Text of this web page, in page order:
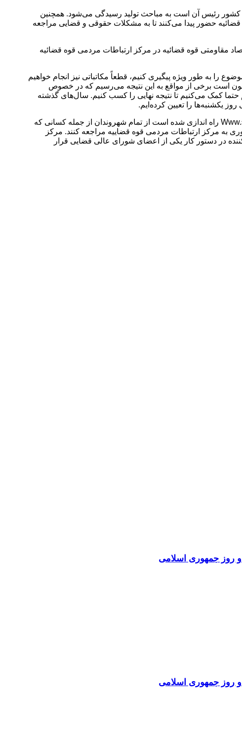
کشور رئیس آن است به مباحث تولید رسیدگی می‌شود. همچنین
حضور پیدا می‌کنند تا به مشکلات حقوقی و قضایی مراجعه
مقاومتی قوه قضائیه در مرکز ارتباطات مردمی قوه قضائیه
را به طور ویژه پیگیری کنیم، قطعاً مکاتباتی نیز انجام خواهیم
است برخی از مواقع به این نتیجه می‌رسیم که در خصوص
حتما کمک می‌کنیم تا نتیجه نهایی را کسب کنیم. سال‌های گذشته
یکشنبه‌ها را تعیین کرده‌ایم.
مدیر کل ارتباطات مردمی قوه قضائیه گفت: از آذرماه سال ۱۴۰۱ سامانه سامع سامانه ارتباط مردمی عدلیه به نشانیWww.same.eadl.ir راه اندازی شده است از تمام شهروندان از جمله کسانی که
به مرکز ارتباطات مردمی قوه قضاییه مراجعه کنند. مرکز
در دستور کار یکی از اعضای شورای عالی قضایی قرار